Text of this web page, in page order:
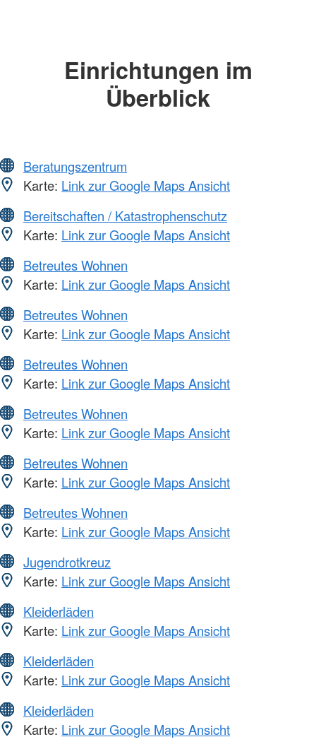
Einrichtungen im
Überblick
Beratungszentrum
Karte: Link zur Google Maps Ansicht
Bereitschaften / Katastrophenschutz
Karte: Link zur Google Maps Ansicht
Betreutes Wohnen
Karte: Link zur Google Maps Ansicht
Betreutes Wohnen
Karte: Link zur Google Maps Ansicht
Betreutes Wohnen
Karte: Link zur Google Maps Ansicht
Betreutes Wohnen
Karte: Link zur Google Maps Ansicht
Betreutes Wohnen
Karte: Link zur Google Maps Ansicht
Betreutes Wohnen
Karte: Link zur Google Maps Ansicht
Jugendrotkreuz
Karte: Link zur Google Maps Ansicht
Kleiderläden
Karte: Link zur Google Maps Ansicht
Kleiderläden
Karte: Link zur Google Maps Ansicht
Kleiderläden
Karte: Link zur Google Maps Ansicht